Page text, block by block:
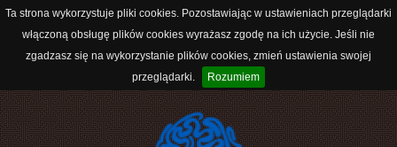
Ta strona wykorzystuje pliki cookies. Pozostawiając w ustawieniach przeglądarki
włączoną obsługę plików cookies wyrażasz zgodę na ich użycie. Jeśli nie
zgadzasz się na wykorzystanie plików cookies, zmień ustawienia swojej
przeglądarki.
Rozumiem